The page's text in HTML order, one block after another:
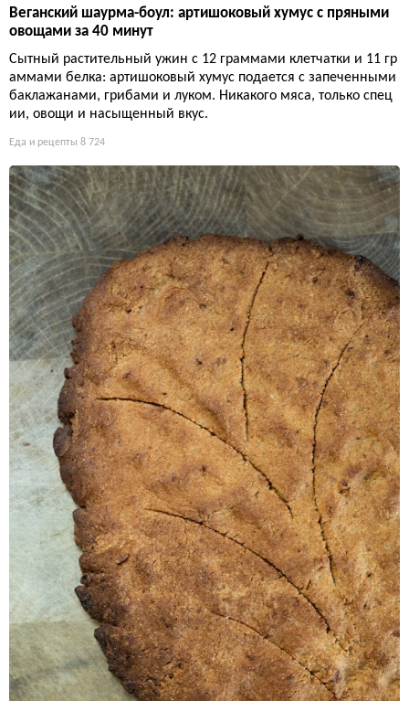
Веганский шаурма-боул: артишоковый хумус с пряными
овощами за 40 минут
Сытный растительный ужин с 12 граммами клетчатки и 11 гр
аммами белка: артишоковый хумус подается с запеченными
баклажанами, грибами и луком. Никакого мяса, только спец
ии, овощи и насыщенный вкус.
Еда и рецепты 8 724